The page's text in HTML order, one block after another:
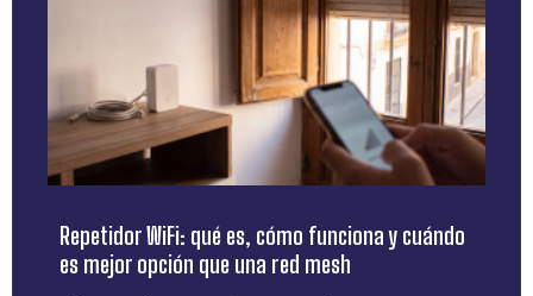
Repetidor WiFi: qué es, cómo funciona y cuándo
es mejor opción que una red mesh